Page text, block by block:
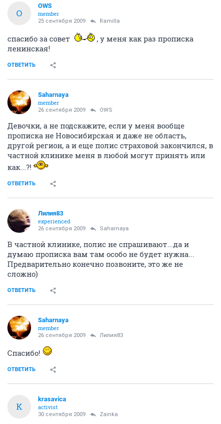
O
OWS
member
25 сентября 2009 Ramilla
спасибо за совет
, у меня как раз прописка
ленинская!
ОТВЕТИТЬ
Saharnaya
member
26 сентября 2009 OWS
Девочки, а не подскажите, если у меня вообще
прописка не Новосибирская и даже не область,
другой регион, а и еще полис страховой закончился, в
частной клинике меня в любой могут принять или
как...?!
ОТВЕТИТЬ
Лилия83
experienced
26 сентября 2009 Saharnaya
В частной клинике, полис не спрашивают...да и
думаю прописка вам там особо не будет нужна...
Предварительно конечно позвоните, это же не
сложно)
ОТВЕТИТЬ
Saharnaya
member
26 сентября 2009 Лилия83
Спасибо!
ОТВЕТИТЬ
K
krasavica
activist
30 сентября 2009 Zainka